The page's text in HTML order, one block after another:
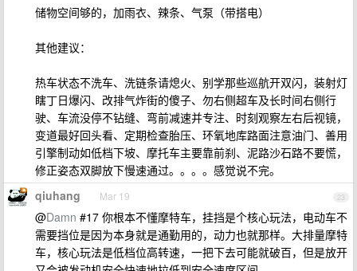
储物空间够的，加雨衣、辣条、气泵（带搭电）
其他建议：
热车状态不洗车、洗链条请熄火、别学那些巡航开双闪，装射灯
瞎丁日爆闪、改排气炸街的傻子、勿右侧超车及长时间右侧行
驶、车流没停不钻缝、弯前减速并专注、时刻观察左右后视镜，
变道最好回头看、定期检查胎压、环氧地库路面注意油门、善用
引擎制动如低档下坡、摩托车主要靠前刹、泥路沙石路不要慌，
修正姿态双脚放下慢速通过。。。。感觉说不完。
23
qiuhang Mar 19
@Damn #17 你根本不懂摩特车，挂挡是个核心玩法，电动车不
需要挡位是因为本身就是通勤用的，动力也就那样。大排量摩特
车，核心玩法是低档位高转速，一把下去可能就破百，但是放开